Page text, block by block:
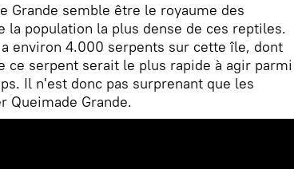
Grande semble être le royaume des
la population la plus dense de ces reptiles.
environ 4.000 serpents sur cette île, dont
ce serpent serait le plus rapide à agir parmi
Il n'est donc pas surprenant que les
Queimade Grande.